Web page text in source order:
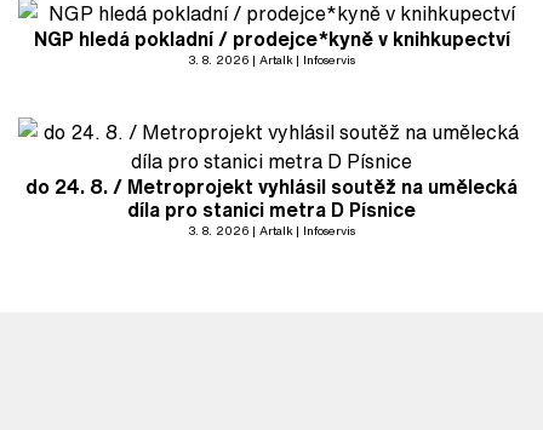
NGP hledá pokladní / prodejce*kyně v knihkupectví
3. 8. 2026 Artalk Infoservis
do 24. 8. / Metroprojekt vyhlásil soutěž na umělecká
díla pro stanici metra D Písnice
3. 8. 2026 Artalk Infoservis